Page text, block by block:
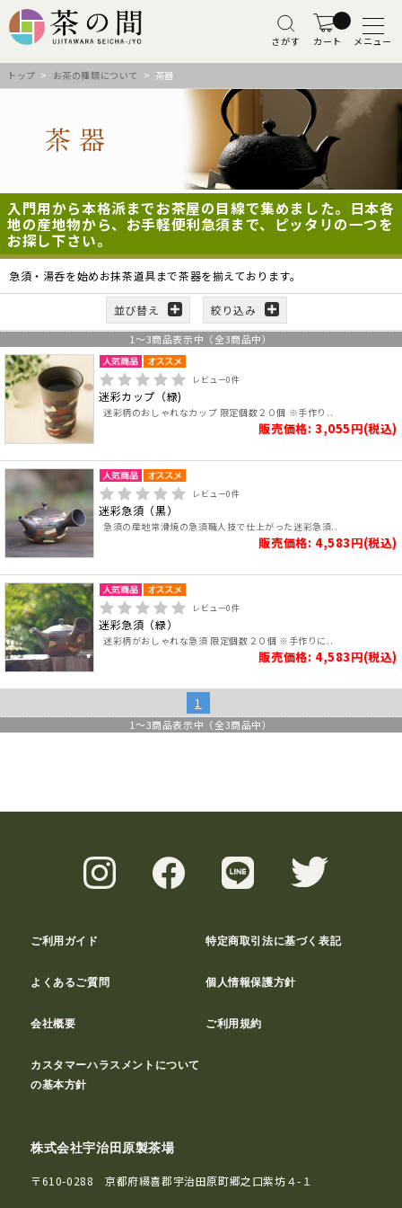
さがす カート メニュー
トップ > お茶の種類について > 茶器
入門用から本格派までお茶屋の目線で集めました。日本各
地の産地物から、お手軽便利急須まで、ピッタリの一つを
お探し下さい。
急須・湯呑を始めお抹茶道具まで茶器を揃えております。
並び替え 絞り込み
1 ～3商品表示中（全3商品中）
レビュー0件
迷彩カップ（緑)
迷彩柄のおしゃれなカップ 限定個数２０個 ※手作り..
販売価格: 3,055円(税込)
レビュー0件
迷彩急須（黒）
急須の産地常滑焼の急須職人技で仕上がった迷彩急須..
販売価格: 4,583円(税込)
レビュー0件
迷彩急須（緑）
迷彩柄がおしゃれな急須 限定個数２０個 ※手作りに..
販売価格: 4,583円(税込)
1
1 ～3商品表示中（全3商品中）
ご利用ガイド 特定商取引法に基づく表記
よくあるご質問 個人情報保護方針
会社概要 ご利用規約
カスタマーハラスメントについて
の基本方針
株式会社宇治田原製茶場
〒610-0288 京都府綴喜郡宇治田原町郷之口紫坊４-１